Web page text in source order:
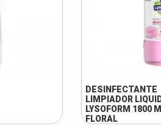
DESINFECTANTE
LIMPIADOR
LYSOFORM 1800
FLORAL